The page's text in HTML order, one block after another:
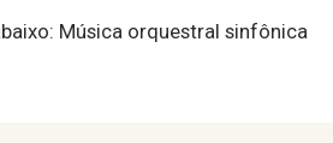
Música orquestral sinfônica